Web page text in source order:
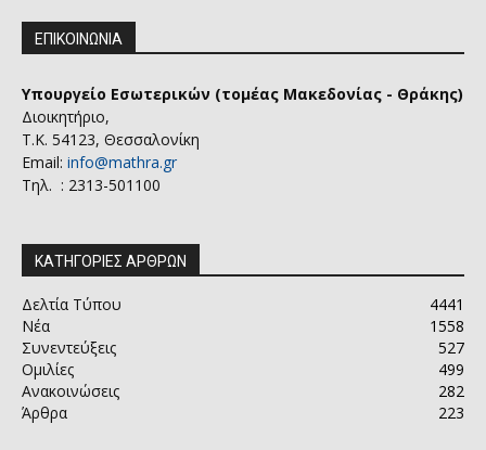
ΕΠΙΚΟΙΝΩΝΙΑ
Υπουργείο Εσωτερικών (τομέας Μακεδονίας - Θράκης)
Διοικητήριο,
Τ.Κ. 54123, Θεσσαλονίκη
Email: info@mathra.gr
Τηλ. : 2313-501100
ΚΑΤΗΓΟΡΙΕΣ ΑΡΘΡΩΝ
Δελτία Τύπου
4441
Νέα
1558
Συνεντεύξεις
527
Ομιλίες
499
Ανακοινώσεις
282
Άρθρα
223